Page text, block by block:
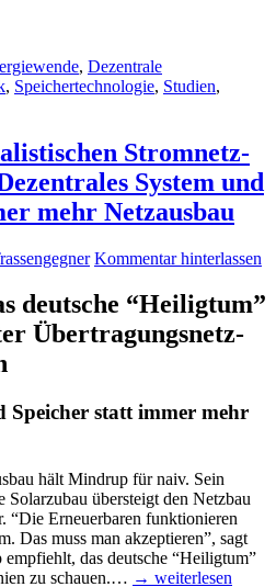
, Dezentrale
, Speichertechnologie, Studien,
Strom­netz­
Sys­tem und
mehr Netzausbau
Kommentar hinterlassen
deut­sche “Hei­lig­tum”
Über­tra­gungs­netz­
Spei­cher statt immer mehr
hält Min­drup für naiv. Sein
über­steigt den Netz­bau
“Die Erneu­er­ba­ren funk­tio­nie­ren
Das muss man akzep­tie­ren”, sagt
emp­fiehlt, das deut­sche “Hei­lig­tum”
zu schau­en.… → wei­ter­le­sen